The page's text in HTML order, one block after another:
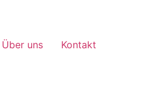
Über uns Kontakt